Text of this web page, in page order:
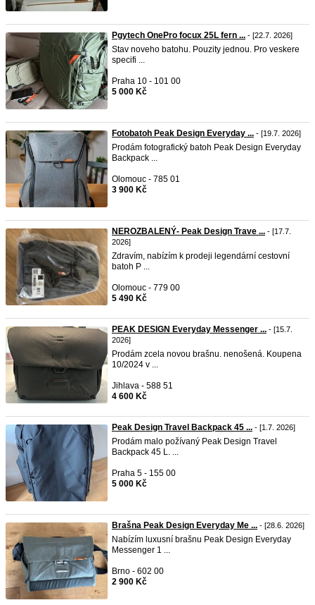
Pgytech OnePro focux 25L fern ... - [22.7. 2026]
Stav noveho batohu. Pouzity jednou. Pro veskere
specifi ...
Praha 10 - 101 00
5 000 Kč
Fotobatoh Peak Design Everyday ... - [19.7. 2026]
Prodám fotografický batoh Peak Design Everyday
Backpack ...
Olomouc - 785 01
3 900 Kč
NEROZBALENÝ- Peak Design Trave ... - [17.7.
2026]
Zdravím, nabízím k prodeji legendární cestovní
batoh P ...
Olomouc - 779 00
5 490 Kč
PEAK DESIGN Everyday Messenger ... - [15.7.
2026]
Prodám zcela novou brašnu. nenošená. Koupena
10/2024 v ...
Jihlava - 588 51
4 600 Kč
Peak Design Travel Backpack 45 ... - [1.7. 2026]
Prodám malo požívaný Peak Design Travel
Backpack 45 L. ...
Praha 5 - 155 00
5 000 Kč
Brašna Peak Design Everyday Me ... - [28.6. 2026]
Nabízím luxusní brašnu Peak Design Everyday
Messenger 1 ...
Brno - 602 00
2 900 Kč